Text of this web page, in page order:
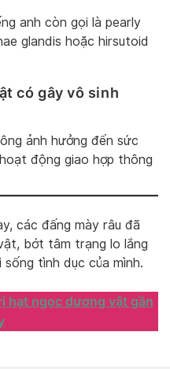
anh còn gọi là pearly
glandis hoặc hirsutoid
có gây vô sinh
ảnh hưởng đến sức
động giao hợp thông
các đấng mày râu đã
bớt tâm trạng lo lắng
tình dục của mình.
hạt ngọc dương vật gần